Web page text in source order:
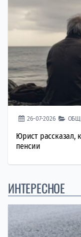
26-07-2026
Юрист рассказал,
пенсии
ИНТЕРЕСНОЕ